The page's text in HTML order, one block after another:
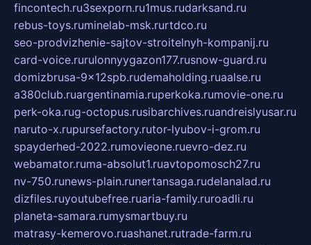
fincontech.ru3sexporn.ru1mus.rudarksand.ru
rebus-toys.ruminelab-msk.rurtdco.ru
seo-prodvizhenie-sajtov-stroitelnyh-kompanij.ru
card-voice.rurulonnyygazon177.rusnow-guard.ru
domizbrusa-9x12spb.rudemaholding.ruaalse.ru
a380club.ruargentinamia.ruperkoka.rumovie-one.ru
perk-oka.rug-octopus.rusibarchives.ruandreislyusar.ru
naruto-x.rupursefactory.rutor-lyubov-i-grom.ru
spayderhed-2022.rumovieone.ruevro-dez.ru
webamator.ruma-absolut1.ruavtopomosch27.ru
nv-750.runews-plain.runertansaga.rudelanalad.ru
dizfiles.ruyoutubefree.ruaria-family.ruroadli.ru
planeta-samara.rumysmartbuy.ru
matrasy-kemerovo.ruashanet.rutrade-farm.ru